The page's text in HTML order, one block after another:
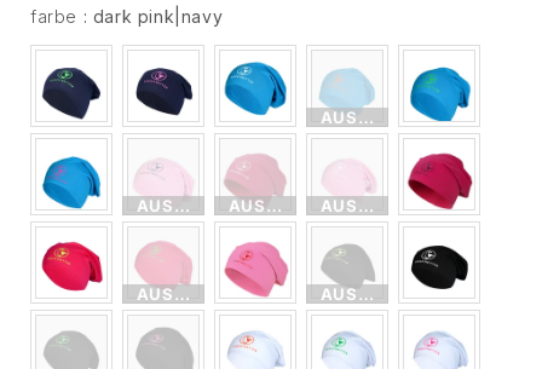
farbe : dark pink|navyfarbe
AUSVERKAUFT
AUSVERKAUFTAUSVERKAUFTAUSVERKAUFT
AUSVERKAUFT AUSVERKAUFT